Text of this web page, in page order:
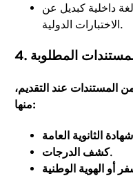
داخلية كبديل عن
الاختبارات الدولية.
المستندات المطلوبة
عند التقديم،
منها:
شهادة الثانوية العامة
كشف الدرجات.
أو الهوية الوطنية